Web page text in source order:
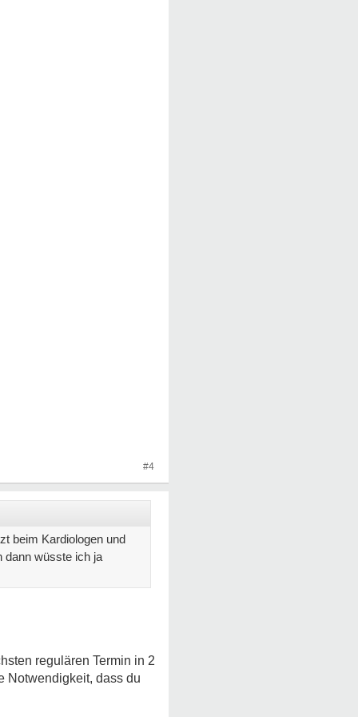
#4
beim Kardiologen und
dann wüsste ich ja
regulären Termin in 2
Notwendigkeit, dass du